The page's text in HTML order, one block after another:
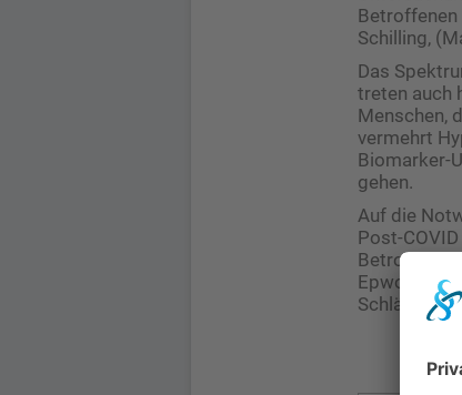
Betroffenen
Schilling,
Das
treten auch
Menschen,
vermehrt
Biomarker-
gehen.
Auf die
Post-
Betroffenen
Epworth